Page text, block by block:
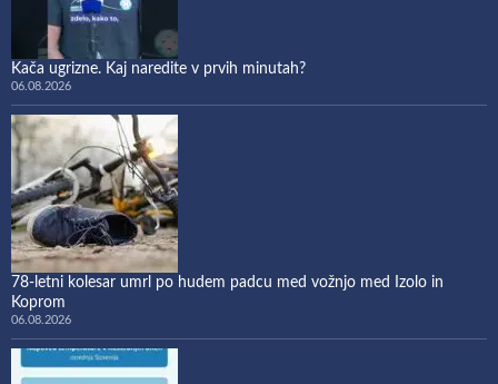
Kača ugrizne. Kaj naredite v prvih minutah?
06.08.2026
78-letni kolesar umrl po hudem padcu med vožnjo med Izolo in
Koprom
06.08.2026